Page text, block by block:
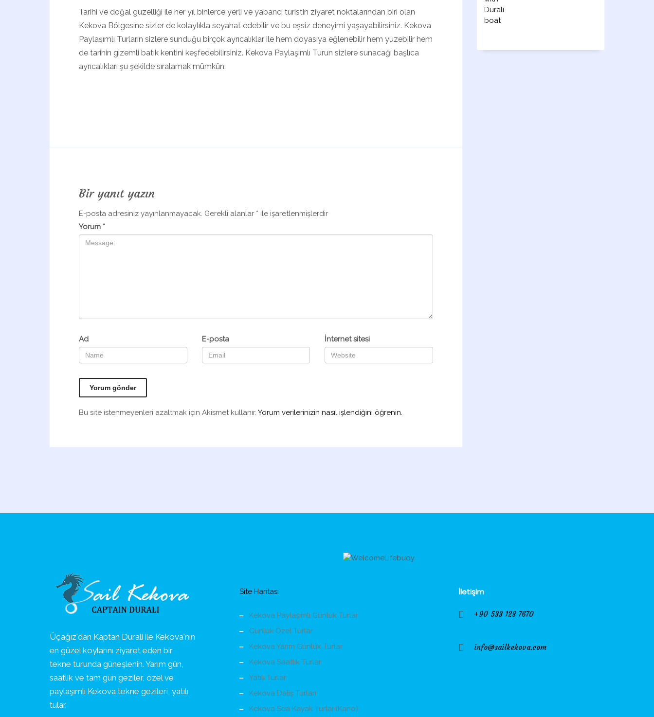
Tarihi ve doğal güzelliği ile her yıl binlerce yerli ve yabancı turistin ziyaret noktalarından biri olan
Kekova Bölgesine sizler de kolaylıkla seyahat edebilir ve bu eşsiz deneyimi yaşayabilirsiniz. Kekova
Paylaşımlı Turların sizlere sunduğu birçok ayrıcalıklar ile hem doyasıya eğlenebilir hem yüzebilir hem
de tarihin gizemli batık kentini keşfedebilirsiniz. Kekova Paylaşımlı Turun sizlere sunacağı başlıca
ayrıcalıkları şu şekilde sıralamak mümkün:
Bir yanıt yazın
E-posta adresiniz yayınlanmayacak. Gerekli alanlar * ile işaretlenmişlerdir
Yorum *
Ad E-posta İnternet sitesi
Bu site istenmeyenleri azaltmak için Akismet kullanır. Yorum verilerinizin nasıl işlendiğini öğrenin.
Üçağız'dan Kaptan Durali ile Kekova'nın
en güzel koylarını ziyaret eden bir
tekne turunda güneşlenin. Yarım gün,
saatlik ve tam gün geziler, özel ve
paylaşımlı Kekova tekne gezileri, yatılı
tular.
Site Haritası
Kekova Paylaşımlı Günlük Turlar
Günlük Özel Turlar
Kekova Yarım Günlük Turlar
Kekova Saatlik Turlar
Yatılı Turlar
Kekova Dalış Turları
Kekova Sea Kayak Turları(Kano)
İletişim
+90 533 128 7670
info@sailkekova.com